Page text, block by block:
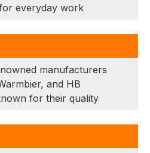
everyday work
manufacturers
and HB
for their quality